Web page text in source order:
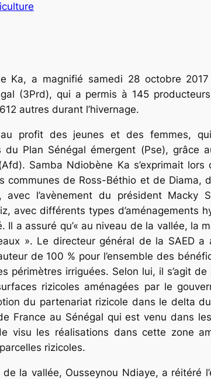
Ka, a magnifié samedi 28 octobre
(3Prd), qui a permis à 145
autres durant l’hivernage.
profit des jeunes et des femmes, qui
Plan Sénégal émergent (Pse), grâce
Samba Ndiobène Ka s’exprimait
communes de Ross-Béthio et de Diama,
l’avènement du président Macky
avec différents types d’aménagements
a assuré qu’« au niveau de la vallée, la
». Le directeur général de la SAED a
de 100 % pour l’ensemble des
irriguées. Selon lui, il s’agit
rizicoles aménagées par le
du partenariat rizicole dans le delta
France au Sénégal qui est venu dans
visu les réalisations dans cette zone
rizicoles.
la vallée, Ousseynou Ndiaye, a réitéré